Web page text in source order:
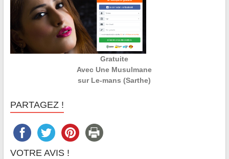
Gratuite
Avec Une Musulmane
sur Le-mans (Sarthe)
PARTAGEZ !
VOTRE AVIS !